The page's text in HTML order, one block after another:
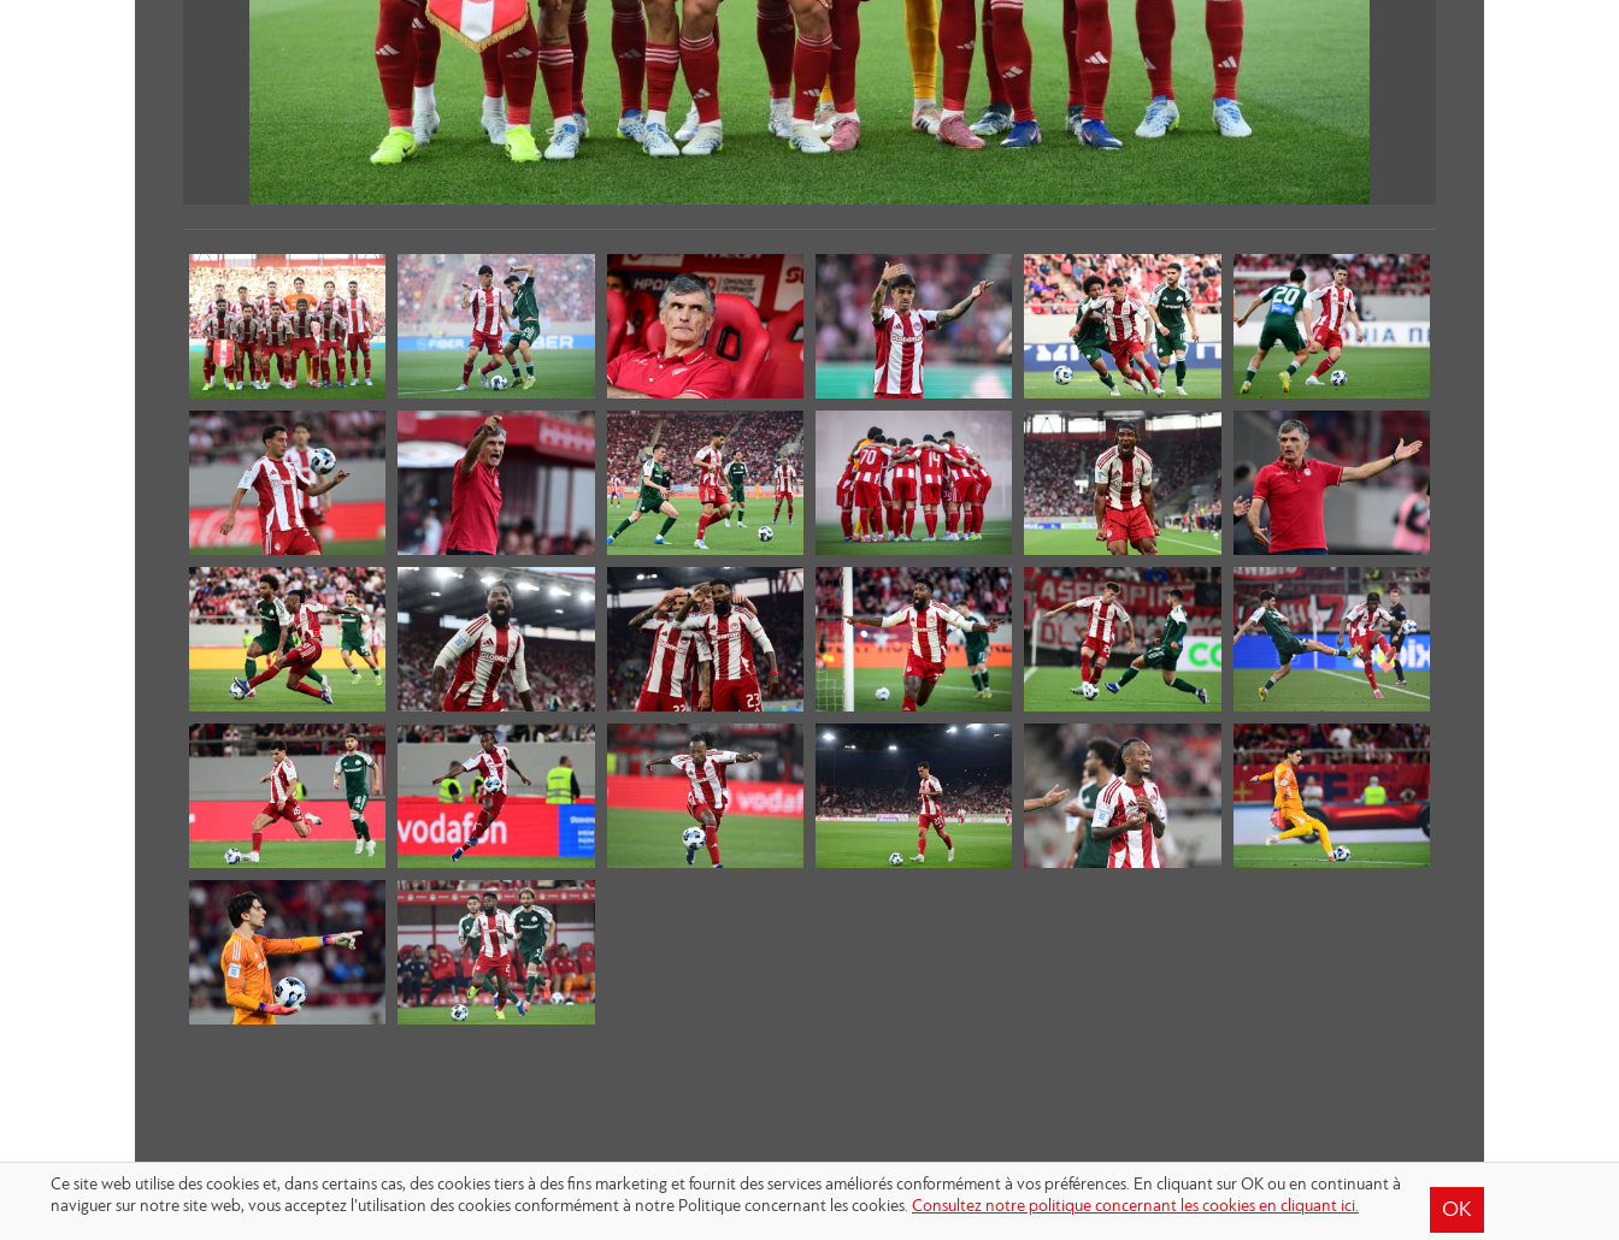
Ce site web utilise des cookies et, dans certains cas, des cookies tiers à des fins marketing et fournit des services améliorés conformément à vos préférences. En cliquant sur OK ou en continuant à
naviguer sur notre site web, vous acceptez l’utilisation des cookies conformément à notre Politique concernant les cookies. Consultez notre politique concernant les cookies en cliquant ici. OK